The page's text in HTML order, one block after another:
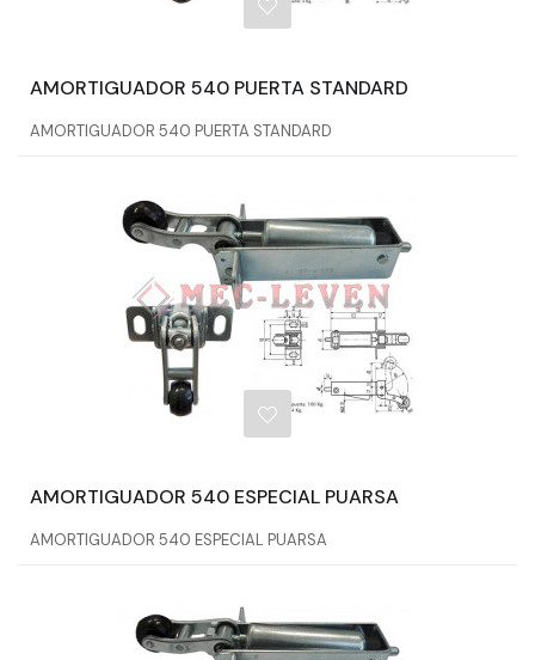
AMORTIGUADOR 540 PUERTA STANDARD
AMORTIGUADOR 540 PUERTA STANDARD
AMORTIGUADOR 540 ESPECIAL PUARSA
AMORTIGUADOR 540 ESPECIAL PUARSA